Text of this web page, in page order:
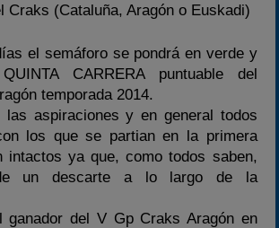
Craks (Cataluña, Aragón o Euskadi)
el semáforo se pondrá en verde y
CARRERA puntuable del
temporada 2014.
las aspiraciones y en general todos
los que se partian en la primera
intactos ya que, como todos saben,
un descarte a lo largo de la
ganador del V Gp Craks Aragón en